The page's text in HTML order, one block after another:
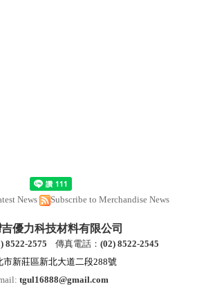
News Subscribe to Merchandise News
優力科技材料有限公司
8522-2575 傳真電話： (02) 8522-2545
市新莊區新北大道二段288號
tgul16888@gmail.com